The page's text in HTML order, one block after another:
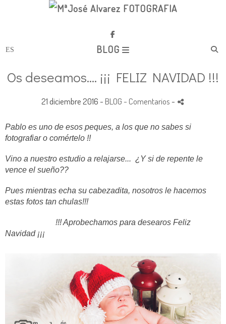
BLOG
Os deseamos.... ¡¡¡ FELIZ NAVIDAD !!!
21 diciembre 2016 - BLOG - Comentarios-
Pablo es uno de esos peques, a los que no sabes si
fotografiar o comértelo !!
Vino a nuestro estudio a relajarse... ¿Y si de repente le
vence el sueño??
Pues mientras echa su cabezadita, nosotros le hacemos
estas fotos tan chulas!!!
!!! Aprobechamos para desearos Feliz
Navidad ¡¡¡